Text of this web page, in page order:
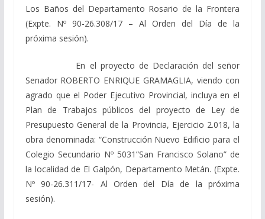
Los Baños del Departamento Rosario de la Frontera
(Expte. Nº 90-26.308/17 – Al Orden del Día de la
próxima sesión).
En el proyecto de Declaración del señor
Senador ROBERTO ENRIQUE GRAMAGLIA, viendo con
agrado que el Poder Ejecutivo Provincial, incluya en el
Plan de Trabajos públicos del proyecto de Ley de
Presupuesto General de la Provincia, Ejercicio 2.018, la
obra denominada: “Construcción Nuevo Edificio para el
Colegio Secundario Nº 5031”San Francisco Solano” de
la localidad de El Galpón, Departamento Metán. (Expte.
Nº 90-26.311/17- Al Orden del Día de la próxima
sesión).